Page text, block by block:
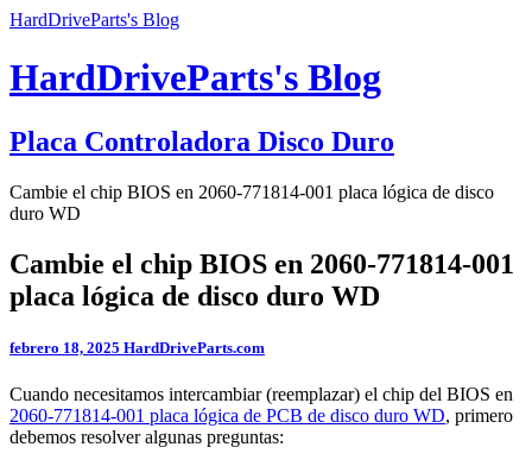
HardDriveParts's Blog
HardDriveParts's Blog
Placa Controladora Disco Duro
Cambie el chip BIOS en 2060-771814-001 placa lógica de disco
duro WD
Cambie el chip BIOS en 2060-771814-001
placa lógica de disco duro WD
febrero 18, 2025 HardDriveParts.com
Cuando necesitamos intercambiar (reemplazar) el chip del BIOS en
2060-771814-001 placa lógica de PCB de disco duro WD, primero
debemos resolver algunas preguntas: